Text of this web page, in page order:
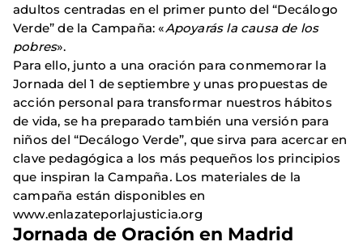
adultos centradas en el primer punto del “Decálogo
Verde” de la Campaña: «Apoyarás la causa de los
pobres».
Para ello, junto a una oración para conmemorar la
Jornada del 1 de septiembre y unas propuestas de
acción personal para transformar nuestros hábitos
de vida, se ha preparado también una versión para
niños del “Decálogo Verde”, que sirva para acercar en
clave pedagógica a los más pequeños los principios
que inspiran la Campaña. Los materiales de la
campaña están disponibles en
www.enlazateporlajusticia.org
Jornada de Oración en Madrid